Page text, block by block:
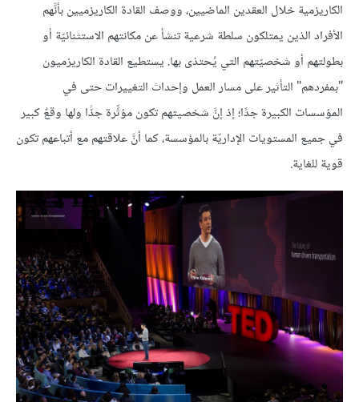
الكاريزمية خلال العقدين الماضيين، ووصف القادة الكاريزميين بأنَّهم
الأفراد الذين يمتلكون سلطة شرعية تنشأ عن مكانتهم الاستثنائيّة أو
بطولتهم أو شخصيّتهم التي يُحتذى بها. يستطيع القادة الكاريزميون
"بمفردهم" التأثير على مسار العمل وإحداث التغييرات حتى في
المؤسسات الكبيرة جدًا؛ إذ إنَّ شخصيتهم تكون مؤثِّرة جدًّا ولها وقعٌ كبير
في جميع المستويات الإداريّة بالمؤسسة، كما أنَّ علاقتهم مع أتباعهم تكون
قوية للغاية.